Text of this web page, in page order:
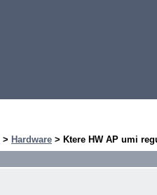
> Hardware > Ktere HW AP umi